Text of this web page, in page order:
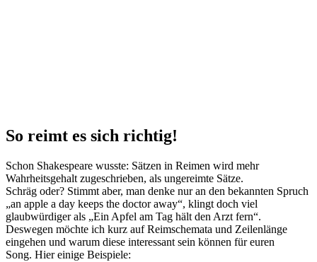
So reimt es sich richtig!
Schon Shakespeare wusste: Sätzen in Reimen wird mehr
Wahrheitsgehalt zugeschrieben, als ungereimte Sätze.
Schräg oder? Stimmt aber, man denke nur an den bekannten Spruch
„an apple a day keeps the doctor away“, klingt doch viel
glaubwürdiger als „Ein Apfel am Tag hält den Arzt fern“.
Deswegen möchte ich kurz auf Reimschemata und Zeilenlänge
eingehen und warum diese interessant sein können für euren
Song. Hier einige Beispiele: